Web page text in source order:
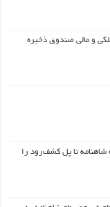
و مالی صندوق ذخیره
تا پل کشف‌رود را